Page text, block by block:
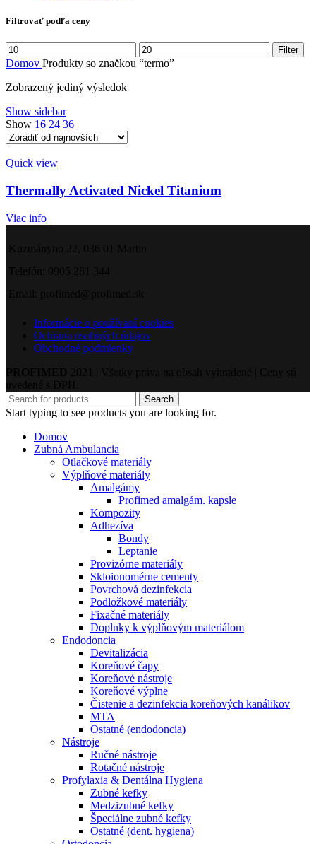
Filtrovať podľa ceny
Minimálna
cena
Maximálna
cena
Filter
Domov Produkty so značkou “termo”
Zobrazený jediný výsledok
Show sidebar
Show 16 24 36
Quick view
Thermally Activated Nickel Titanium
Viac info
Informácie o používaní cookies
Ochrana osobných údajov
Obchodné podmienky
Search
Start typing to see products you are looking for.
Domov
Zubná Ambulancia
Otlačkové materiály
Výplňové materiály
Amalgámy
Profimed amalgám. kapsle
Kompozity
Adhezíva
Bondy
Leptanie
Provizórne materiály
Skloionomérne cementy
Povrchová dezinfekcia
Podložkové materiály
Fixačné materiály
Doplnky k výplňovým materiálom
Endodoncia
Devitalizácia
Koreňové čapy
Koreňové nástroje
Koreňové výplne
Čistenie a dezinfekcia koreňových kanálikov
MTA
Ostatné (endodoncia)
Nástroje
Ručné nástroje
Rotačné nástroje
Profylaxia & Dentálna Hygiena
Zubné kefky
Medzizubné kefky
Špeciálne zubné kefky
Ostatné (dent. hygiena)